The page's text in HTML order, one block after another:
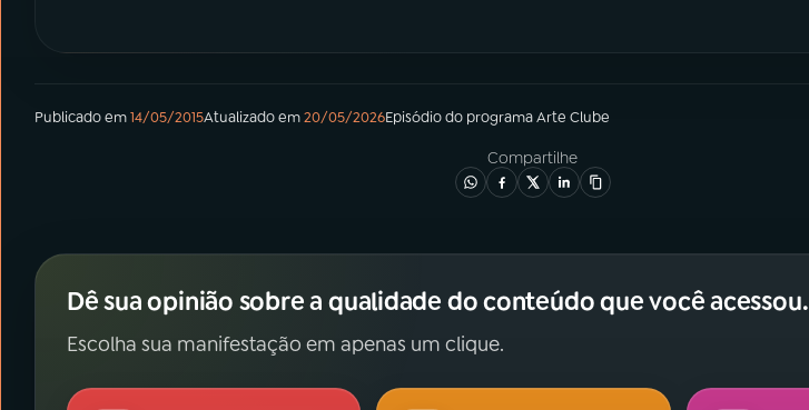
Publicado em14/05/2015Atualizado em20/05/2026Episódiodo programaArte Clube
Compartilhe
Dê sua opinião sobre a qualidade do conteúdo que você acessou.
Escolha sua manifestação em apenas um clique.